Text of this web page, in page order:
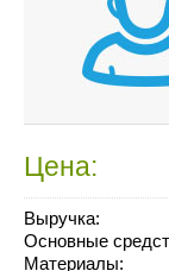
Цена:
Выручка:
Основные
Материалы: